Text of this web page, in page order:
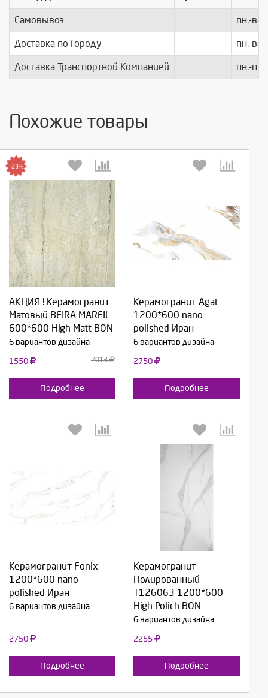
Самовывоз пн.-вс.
Доставка по Городу пн.-вс.
Доставка Транспортной Компанией пн.-пт.
Похожие товары
АКЦИЯ ! Керамогранит
Матовый BEIRA MARFIL
600*600 High Matt BON
6 вариантов дизайна
-23%
1550 2013
Подробнее
Выберите количество:
Продолжить
Отмена
Керамогранит Agat
1200*600 nano
polished Иран
6 вариантов дизайна
2750
Подробнее
Выберите количество:
Продолжить
Отмена
Керамогранит Fonix
1200*600 nano
polished Иран
6 вариантов дизайна
2750
Подробнее
Выберите количество:
Продолжить
Отмена
Керамогранит
Полированный
T126063 1200*600
High Polich BON
6 вариантов дизайна
2255
Подробнее
Выберите количество:
Продолжить
Отмена